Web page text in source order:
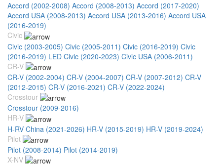
Accord (2002-2008) Accord (2008-2013) Accord (2017-2020)
Accord USA (2008-2013) Accord USA (2013-2016) Accord USA
(2016-2019)
Civic
Civic (2003-2005) Civic (2005-2011) Civic (2016-2019) Civic
(2016-2019) LED Civic (2020-2023) Civic USA (2006-2011)
CR-V
CR-V (2002-2004) CR-V (2004-2007) CR-V (2007-2012) CR-V
(2012-2015) CR-V (2016-2021) CR-V (2022-2024)
Crosstour
Crosstour (2009-2016)
HR-V
H-RV China (2021-2026) HR-V (2015-2019) HR-V (2019-2024)
Pilot
Pilot (2008-2014) Pilot (2014-2019)
X-NV